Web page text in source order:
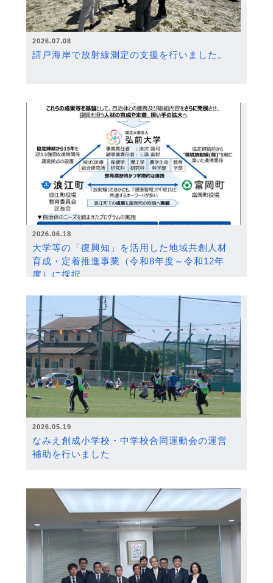
2026.07.08
請戸海岸で放射線測定の支援を行いました。
2026.06.18
大学等の「復興知」を活用した地域共創人材
育成・定着推進事業（令和8年度～令和12年
度）に採択
2026.05.19
なみえ創成小学校・中学校合同運動会の運営
補助を行いました